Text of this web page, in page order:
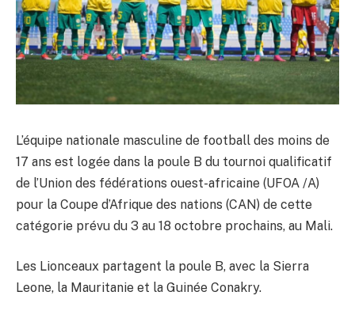
L’équipe nationale masculine de football des moins de
17 ans est logée dans la poule B du tournoi qualificatif
de l’Union des fédérations ouest-africaine (UFOA /A)
pour la Coupe d’Afrique des nations (CAN) de cette
catégorie prévu du 3 au 18 octobre prochains, au Mali.
Les Lionceaux partagent la poule B, avec la Sierra
Leone, la Mauritanie et la Guinée Conakry.